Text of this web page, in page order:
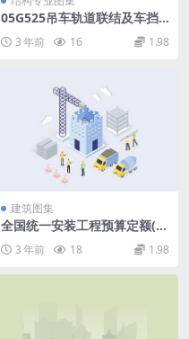
05G525吊车轨道联结及车挡
3 年前 16 1.98
建筑图集
全国统一安装工程预算定额(第
3 年前 18 1.98